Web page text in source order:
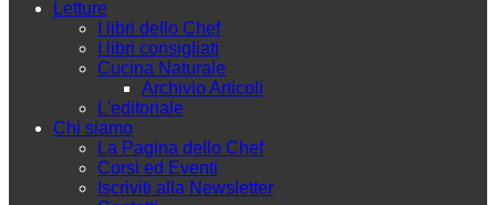
Letture
I libri dello Chef
I libri consigliati
Cucina Naturale
Archivio Articoli
L'editoriale
Chi siamo
La Pagina dello Chef
Corsi ed Eventi
Iscriviti alla Newsletter